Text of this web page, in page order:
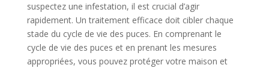
suspectez une infestation, il est crucial d’agir
rapidement. Un traitement efficace doit cibler chaque
stade du cycle de vie des puces. En comprenant le
cycle de vie des puces et en prenant les mesures
appropriées, vous pouvez protéger votre maison et